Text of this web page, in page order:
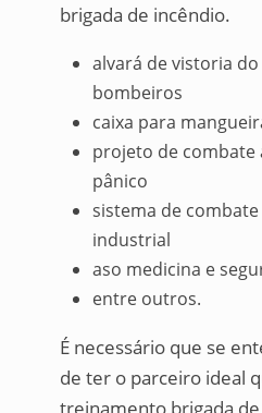
brigada de incêndio.
alvará de vistoria
bombeiros
caixa para
projeto de combate
pânico
sistema de
industrial
aso medicina e
entre outros.
É necessário que se
de ter o parceiro ideal
treinamento brigada